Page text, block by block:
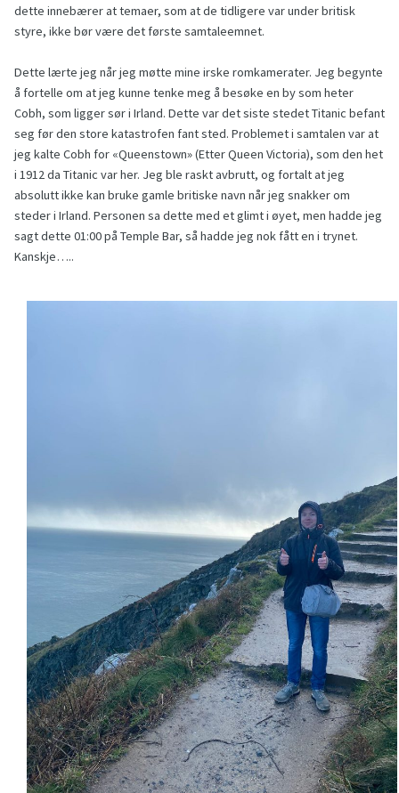
dette innebærer at temaer, som at de tidligere var under britisk
styre, ikke bør være det første samtaleemnet.
Dette lærte jeg når jeg møtte mine irske romkamerater. Jeg begynte
å fortelle om at jeg kunne tenke meg å besøke en by som heter
Cobh, som ligger sør i Irland. Dette var det siste stedet Titanic befant
seg før den store katastrofen fant sted. Problemet i samtalen var at
jeg kalte Cobh for «Queenstown» (Etter Queen Victoria), som den het
i 1912 da Titanic var her. Jeg ble raskt avbrutt, og fortalt at jeg
absolutt ikke kan bruke gamle britiske navn når jeg snakker om
steder i Irland. Personen sa dette med et glimt i øyet, men hadde jeg
sagt dette 01:00 på Temple Bar, så hadde jeg nok fått en i trynet.
Kanskje…..